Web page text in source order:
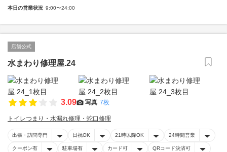
本日の営業状況 9:00〜24:00
店舗公式
水まわり修理屋.24
3.09 写真 7枚
トイレつまり・水漏れ修理・蛇口修理
出張・訪問専門 日祝OK 21時以降OK 24時間営業
クーポン有 駐車場有 カード可 QRコード決済可